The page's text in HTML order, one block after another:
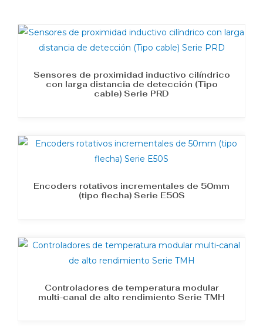
Sensores de proximidad inductivo cilíndrico
con larga distancia de detección (Tipo
cable) Serie PRD
Encoders rotativos incrementales de 50mm
(tipo flecha) Serie E50S
Controladores de temperatura modular
multi-canal de alto rendimiento Serie TMH